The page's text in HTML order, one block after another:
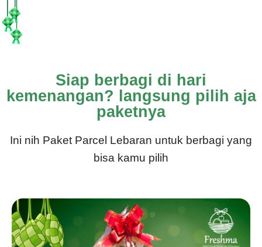
Siap berbagi di hari
kemenangan? langsung pilih aja
paketnya
Ini nih Paket Parcel Lebaran untuk berbagi yang
bisa kamu pilih